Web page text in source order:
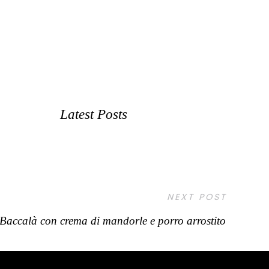
Latest Posts
NEXT POST
Baccalà con crema di mandorle e porro arrostito